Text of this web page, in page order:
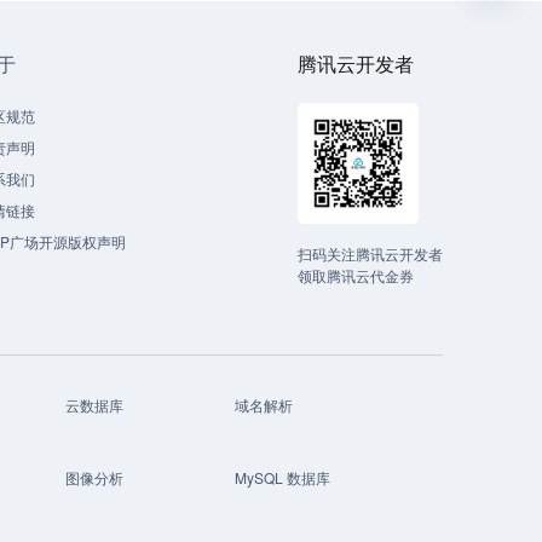
规范
声明
我们
链接
广场开源版权声明
腾讯云开发者
扫码关注腾讯云开发者
领取腾讯云代金券
云数据库 域名解析
图像分析 MySQL 数据库